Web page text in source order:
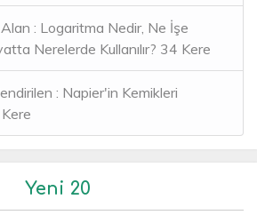
: Logaritma Nedir, Ne İşe
Nerelerde Kullanılır? 34 Kere
: Napier'in Kemikleri
Yeni 20